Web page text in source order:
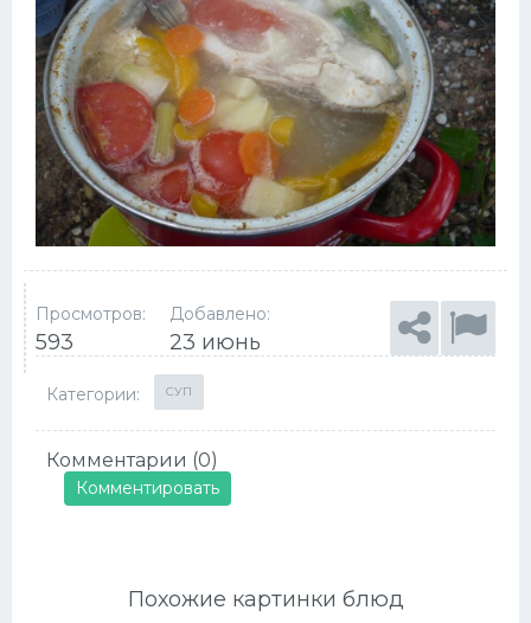
Просмотров:
593
Добавлено:
23 июнь
Категории: СУП
Комментарии (0)
Комментировать
Похожие картинки блюд